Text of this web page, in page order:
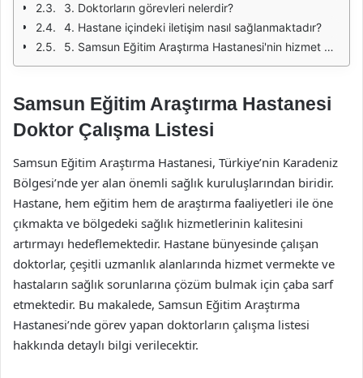
3. Doktorların görevleri nelerdir?
4. Hastane içindeki iletişim nasıl sağlanmaktadır?
5. Samsun Eğitim Araştırma Hastanesi'nin hizmet kalitesi nasıl artırılmaktadır?
Samsun Eğitim Araştırma Hastanesi
Doktor Çalışma Listesi
Samsun Eğitim Araştırma Hastanesi, Türkiye’nin Karadeniz
Bölgesi’nde yer alan önemli sağlık kuruluşlarından biridir.
Hastane, hem eğitim hem de araştırma faaliyetleri ile öne
çıkmakta ve bölgedeki sağlık hizmetlerinin kalitesini
artırmayı hedeflemektedir. Hastane bünyesinde çalışan
doktorlar, çeşitli uzmanlık alanlarında hizmet vermekte ve
hastaların sağlık sorunlarına çözüm bulmak için çaba sarf
etmektedir. Bu makalede, Samsun Eğitim Araştırma
Hastanesi’nde görev yapan doktorların çalışma listesi
hakkında detaylı bilgi verilecektir.